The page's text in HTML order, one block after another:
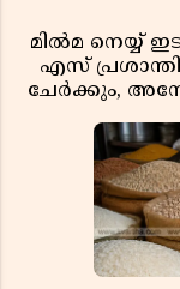
മിൽമ നെയ്യ്
എസ്
ചേർക്കും,